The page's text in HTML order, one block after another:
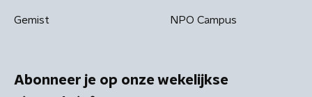
Gemist NPO Campus
Abonneer je op onze wekelijkse